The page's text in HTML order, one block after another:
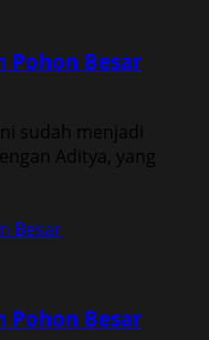
Pohon Besar
sudah menjadi
Aditya, yang
Besar
Pohon Besar